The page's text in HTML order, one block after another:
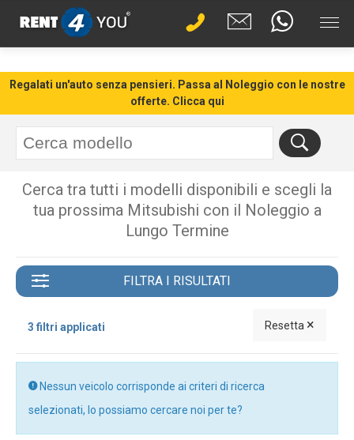
Regalati un'auto senza pensieri. Passa al Noleggio con le nostre
offerte. Clicca qui
Cerca tra tutti i modelli disponibili e scegli la
tua prossima Mitsubishi con il Noleggio a
Lungo Termine
FILTRA I RISULTATI
3 filtri applicati Resetta ×
Nessun veicolo corrisponde ai criteri di ricerca
selezionati, lo possiamo cercare noi per te?